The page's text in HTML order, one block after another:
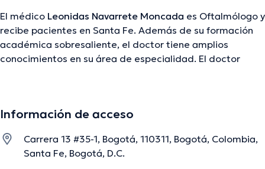
El médico Leonidas Navarrete Moncada es Oftalmólogo y
recibe pacientes en Santa Fe. Además de su formación
académica sobresaliente, el doctor tiene amplios
conocimientos en su área de especialidad. El doctor
contribuido en innumerables conferencias con el fin de
especialización y ha difundido importantes publicaciones.
Español es el idioma principal que habla el Dr.
Información de acceso
Carrera 13 #35-1, Bogotá, 110311, Bogotá, Colombia,
Santa Fe, Bogotá, D.C.